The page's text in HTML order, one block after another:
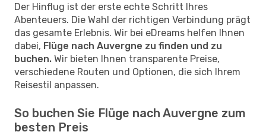
Der Hinflug ist der erste echte Schritt Ihres
Abenteuers. Die Wahl der richtigen Verbindung prägt
das gesamte Erlebnis. Wir bei eDreams helfen Ihnen
dabei, Flüge nach Auvergne zu finden und zu
buchen. Wir bieten Ihnen transparente Preise,
verschiedene Routen und Optionen, die sich Ihrem
Reisestil anpassen.
So buchen Sie Flüge nach Auvergne zum
besten Preis